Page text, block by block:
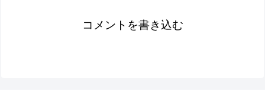
コメントを書き込む